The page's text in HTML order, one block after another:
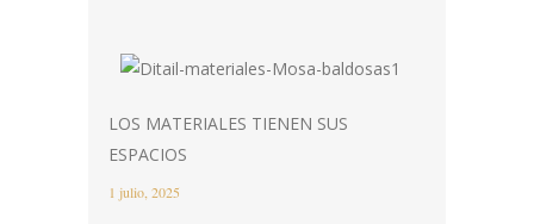
LOS MATERIALES TIENEN SUS
ESPACIOS
1 julio, 2025